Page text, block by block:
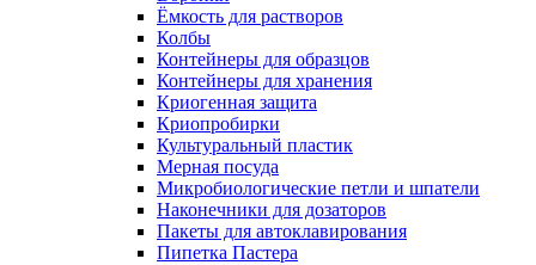
Ёмкость для растворов
Колбы
Контейнеры для образцов
Контейнеры для хранения
Криогенная защита
Криопробирки
Культуральный пластик
Мерная посуда
Микробиологические петли и шпатели
Наконечники для дозаторов
Пакеты для автоклавирования
Пипетка Пастера